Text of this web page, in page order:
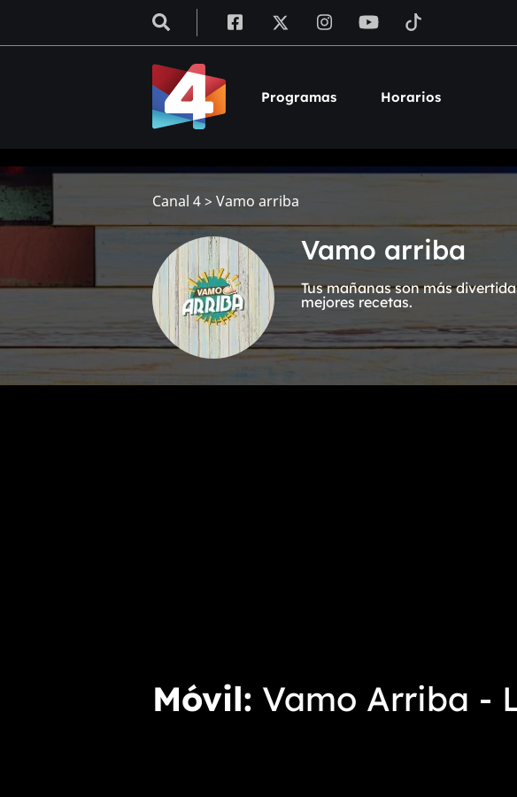
Programas Horarios
Canal 4> Vamo arriba
Vamo arriba
Tus mañanas son más
mejores recetas.
Móvil Vamo Arriba -